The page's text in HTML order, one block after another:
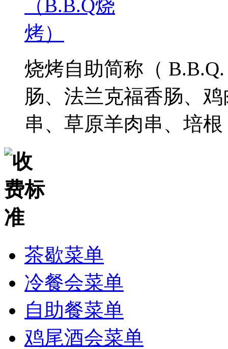
烧烤自助简称（
肠、法兰克福香肠、
串、草原羊肉串、培
茶歇菜单
冷餐会菜单
自助餐菜单
鸡尾酒会菜单